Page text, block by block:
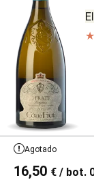
Agotado
16,50 € / bot.